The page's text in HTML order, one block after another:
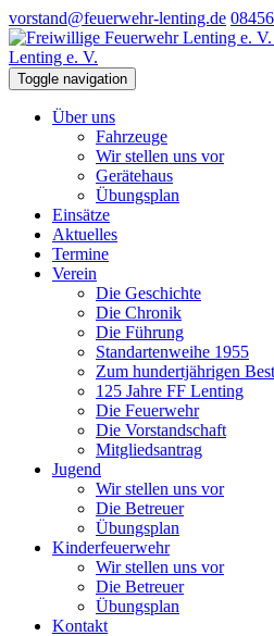
vorstand@feuerwehr-lenting.de
Lenting e. V.
Toggle navigation
Über uns
Fahrzeuge
Wir stellen uns vor
Gerätehaus
Übungsplan
Einsätze
Aktuelles
Termine
Verein
Die Geschichte
Die Chronik
Die Führung
Standartenweihe 1955
Zum hundertjährigen
125 Jahre FF Lenting
Die Feuerwehr
Die Vorstandschaft
Mitgliedsantrag
Jugend
Wir stellen uns vor
Die Betreuer
Übungsplan
Kinderfeuerwehr
Wir stellen uns vor
Die Betreuer
Übungsplan
Kontakt